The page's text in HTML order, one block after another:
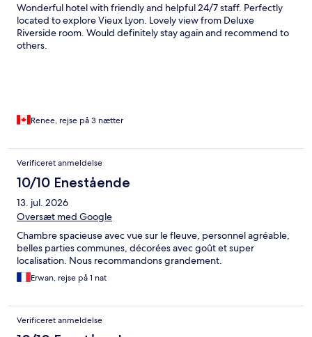
Wonderful hotel with friendly and helpful 24/7 staff. Perfectly
located to explore Vieux Lyon. Lovely view from Deluxe
Riverside room. Would definitely stay again and recommend to
others.
Renee, rejse på 3 nætter
Verificeret anmeldelse
10/10 Enestående
13. jul. 2026
Oversæt med Google
Chambre spacieuse avec vue sur le fleuve, personnel agréable,
belles parties communes, décorées avec goût et super
localisation. Nous recommandons grandement.
Erwan, rejse på 1 nat
Verificeret anmeldelse